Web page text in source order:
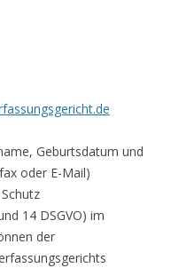
Geburtsdatum und
oder E-Mail)
14 DSGVO) im
der